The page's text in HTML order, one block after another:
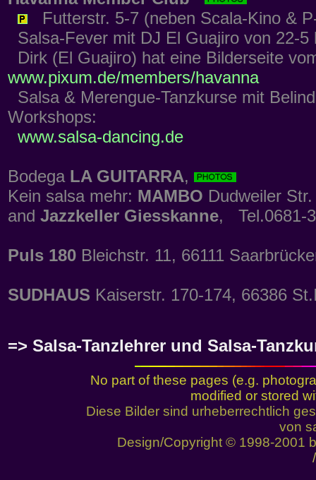
Futterstr. 5-7 (neben Scala-Kino &
Salsa-Fever mit DJ El Guajiro von 22-5
Dirk (El Guajiro) hat eine Bilderseite
www.pixum.de/members/havanna
Salsa & Merengue-Tanzkurse mit
Workshops:
www.salsa-dancing.de
Bodega LA GUITARRA,
Kein salsa mehr: MAMBO Dudweiler
and Jazzkeller Giesskanne, Tel.0681-
Puls 180 Bleichstr. 11, 66111
SUDHAUS Kaiserstr. 170-174, 66386
=> Salsa-Tanzlehrer und Salsa-
No part of these pages (e.g.
modified or stored
Diese Bilder sind urheberrechtlich
von
Design/Copyright © 1998-2001